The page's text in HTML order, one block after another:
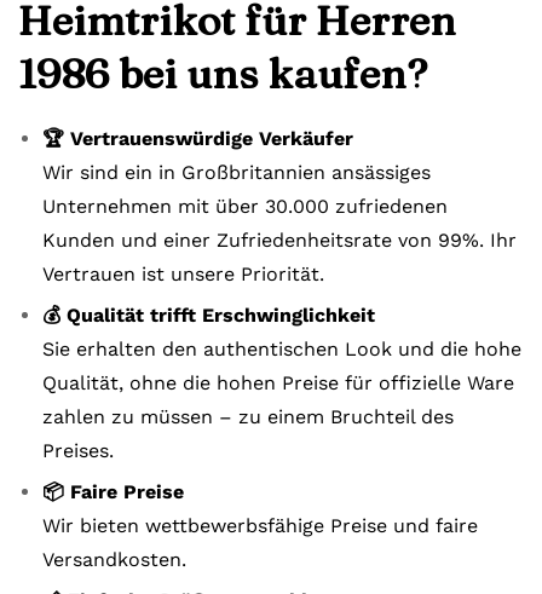
Heimtrikot für Herren
1986 bei uns kaufen?
🏆 Vertrauenswürdige Verkäufer
Wir sind ein in Großbritannien ansässiges
Unternehmen mit über 30.000 zufriedenen
Kunden und einer Zufriedenheitsrate von 99%. Ihr
Vertrauen ist unsere Priorität.
💰 Qualität trifft Erschwinglichkeit
Sie erhalten den authentischen Look und die hohe
Qualität, ohne die hohen Preise für offizielle Ware
zahlen zu müssen – zu einem Bruchteil des
Preises.
📦 Faire Preise
Wir bieten wettbewerbsfähige Preise und faire
Versandkosten.